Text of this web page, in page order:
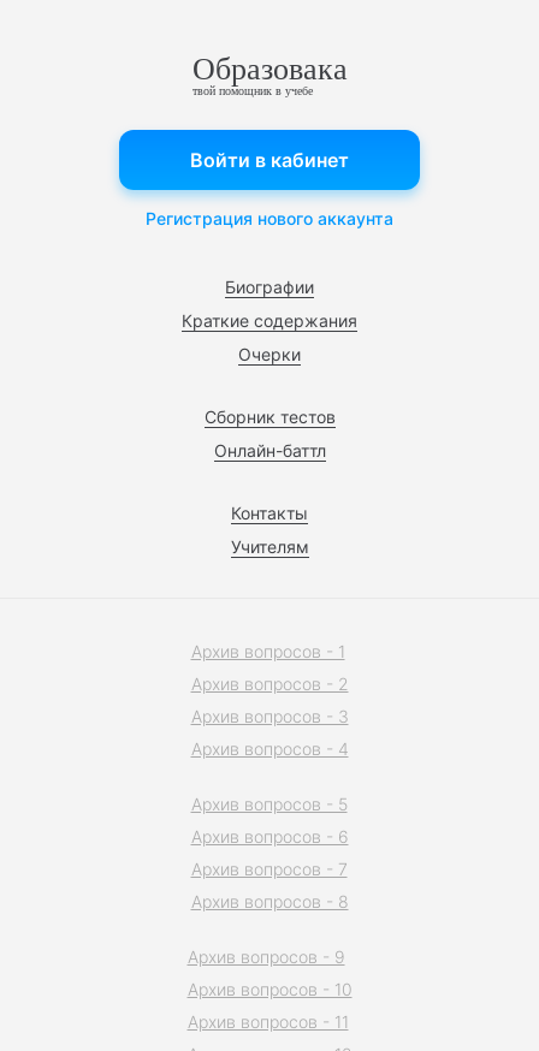
Образовака
твой помощник в учебе
Биографии
Краткие содержания
Очерки
Сборник тестов
Онлайн-баттл
Контакты
Учителям
Войти в кабинет
Регистрация нового аккаунта
Архив вопросов - 1
Архив вопросов - 2
Архив вопросов - 3
Архив вопросов - 4
Архив вопросов - 5
Архив вопросов - 6
Архив вопросов - 7
Архив вопросов - 8
Архив вопросов - 9
Архив вопросов - 10
Архив вопросов - 11